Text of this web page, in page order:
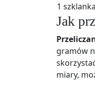
1 szklanka
Jak
gramów
miary,